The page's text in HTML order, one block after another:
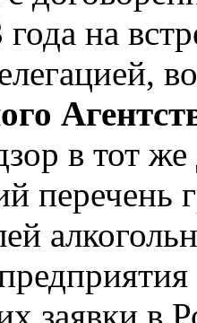
на
в тот
перечень
заявки в